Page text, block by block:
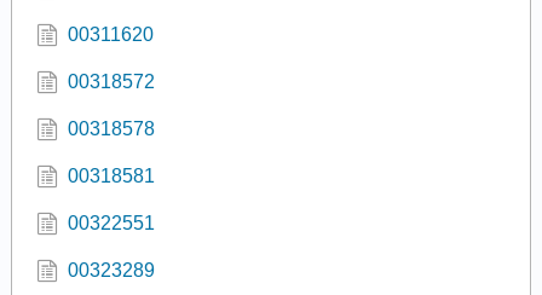
00311620
00318572
00318578
00318581
00322551
00323289